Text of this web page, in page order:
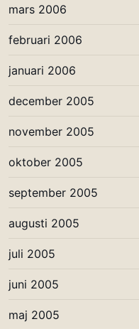
mars 2006
februari 2006
januari 2006
december 2005
november 2005
oktober 2005
september 2005
augusti 2005
juli 2005
juni 2005
maj 2005